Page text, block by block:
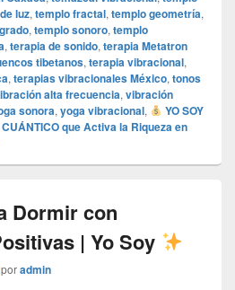
luz, templo fractal, templo geometría,
, templo sonoro, templo
, terapia de sonido, terapia Metatron
tibetanos, terapia vibracional,
, terapias vibracionales México, tonos
alta frecuencia, vibración
sonora, yoga vibracional,
YO SOY
que Activa la Riqueza en
Dormir con
| Yo Soy
poradmin